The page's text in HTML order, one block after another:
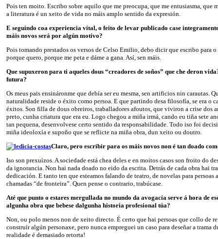
Pois ten moito. Escribo sobre aquilo que me preocupa, que me entusiasma, que
a literatura é un xeito de vida no máis amplo sentido da expresión.
E seguindo coa experiencia vital, o feito de levar publicado case
máis novos será por algún motivo?
Pois tomando prestados os versos de Celso Emilio, debo dicir que escribo para
porque quero, porque me peta e dáme a gana. Así, sen máis.
Que supuxeron para ti aqueles dous “creadores de soños” que che deron
futura?
Os meus pais ensináronme que debía ser eu mesma, sen artificios nin carautas.
naturalidade reside o éxito como persoa. E que partindo desa filosofía, se era o
éxitos. Son filla de dous obreiros, traballadores afoutos, que viviron a crise dos
preto, cunha criatura que era eu. Logo chegou a miña irmá, cando eu tiña sete
tan pequena, desenvolvese certo sentido da responsabilidade. Todo iso foi
miña ideoloxía e supoño que se reflicte na miña obra, dun xeito ou doutro.
Claro, pero escribir para os máis novos non é tan doado
Iso son prexuízos. A sociedade está chea deles e en moitos casos son froito do
da ignorancia. Non hai nada doado no eido da escrita. Detrás de cada obra hai
dedicación. E tanto ten que esteamos falando de teatro, de novelas para persoas
chamadas “de fronteira”. Quen pense o contrario, trabúcase.
Até que punto o estares mergullada no mundo da avogacía serve á hora de
algunha obra que bebese dalgunha historia profesional túa?
Non, ou polo menos non de xeito directo. É certo que hai persoas que collo de
construír algún personaxe, pero nunca empreguei un caso para deseñar a trama
realidade é demasiado retorta!